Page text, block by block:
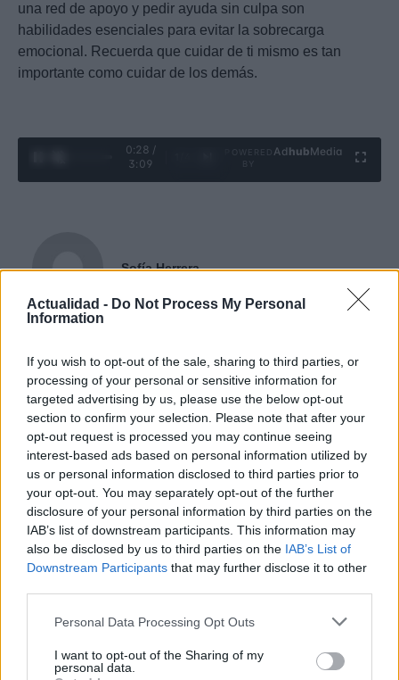
Actualidad - Do Not Process My Personal
Information
If you wish to opt-out of the sale, sharing to third parties, or
processing of your personal or sensitive information for
targeted advertising by us, please use the below opt-out
section to confirm your selection. Please note that after your
opt-out request is processed you may continue seeing
interest-based ads based on personal information utilized by
us or personal information disclosed to third parties prior to
your opt-out. You may separately opt-out of the further
disclosure of your personal information by third parties on the
IAB’s list of downstream participants. This information may
also be disclosed by us to third parties on the IAB’s List of
Downstream Participants that may further disclose it to other
Please note that this website/app uses one or more Google
not limited to your visit or usage behaviour. You may click to
grant or deny consent to Google and its third-party tags to
Personal Data Processing Opt Outs
I want to opt-out of the Sharing of my
personal data.
una red de apoyo y pedir ayuda sin culpa son
habilidades esenciales para evitar la sobrecarga
emocional. Recuerda que cuidar de ti mismo es tan
importante como cuidar de los demás.
0:29 /
3:09
Ad hubMedia
Sofía Herrera
ligera.
Contacto:
ARTÍCULO SIGUIENTE
Más leídos
SALUD Y BIENESTAR